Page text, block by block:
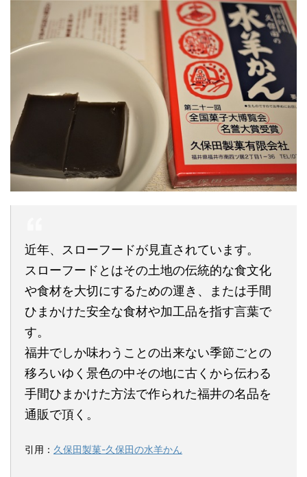
近年、スローフードが見直されています。
スローフードとはその土地の伝統的な食文化
や食材を大切にするための運き、または手間
ひまかけた安全な食材や加工品を指す言葉で
す。
福井でしか味わうことの出来ない季節ごとの
移ろいゆく景色の中その地に古くから伝わる
手間ひまかけた方法で作られた福井の名品を
通販で頂く。
引用： 久保田製菓-久保田の水羊かん